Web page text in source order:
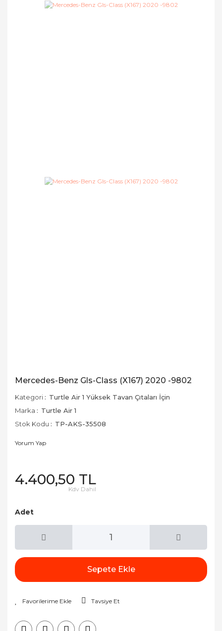
Mercedes-Benz Gls-Class (X167) 2020 -9802
Kategori
Turtle Air 1 Yüksek Tavan Çıtaları İçin
Marka
Turtle Air 1
Stok Kodu
TP-AKS-35508
Yorum Yap
4.400,50 TL
Kdv Dahil
Adet
Sepete Ekle
Tavsiye Et